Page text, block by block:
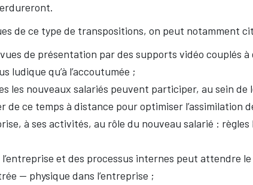
de ce type de transpositions, on peut notamment
de présentation par des supports vidéo couplés à
ludique qu’à l’accoutumée ;
les nouveaux salariés peuvent participer, au sein de
de ce temps à distance pour optimiser l’assimilation
à ses activités, au rôle du nouveau salarié : règles
et des processus internes peut attendre
— physique dans l’entreprise ;